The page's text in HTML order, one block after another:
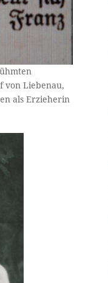
von Liebenau,
als Erzieherin